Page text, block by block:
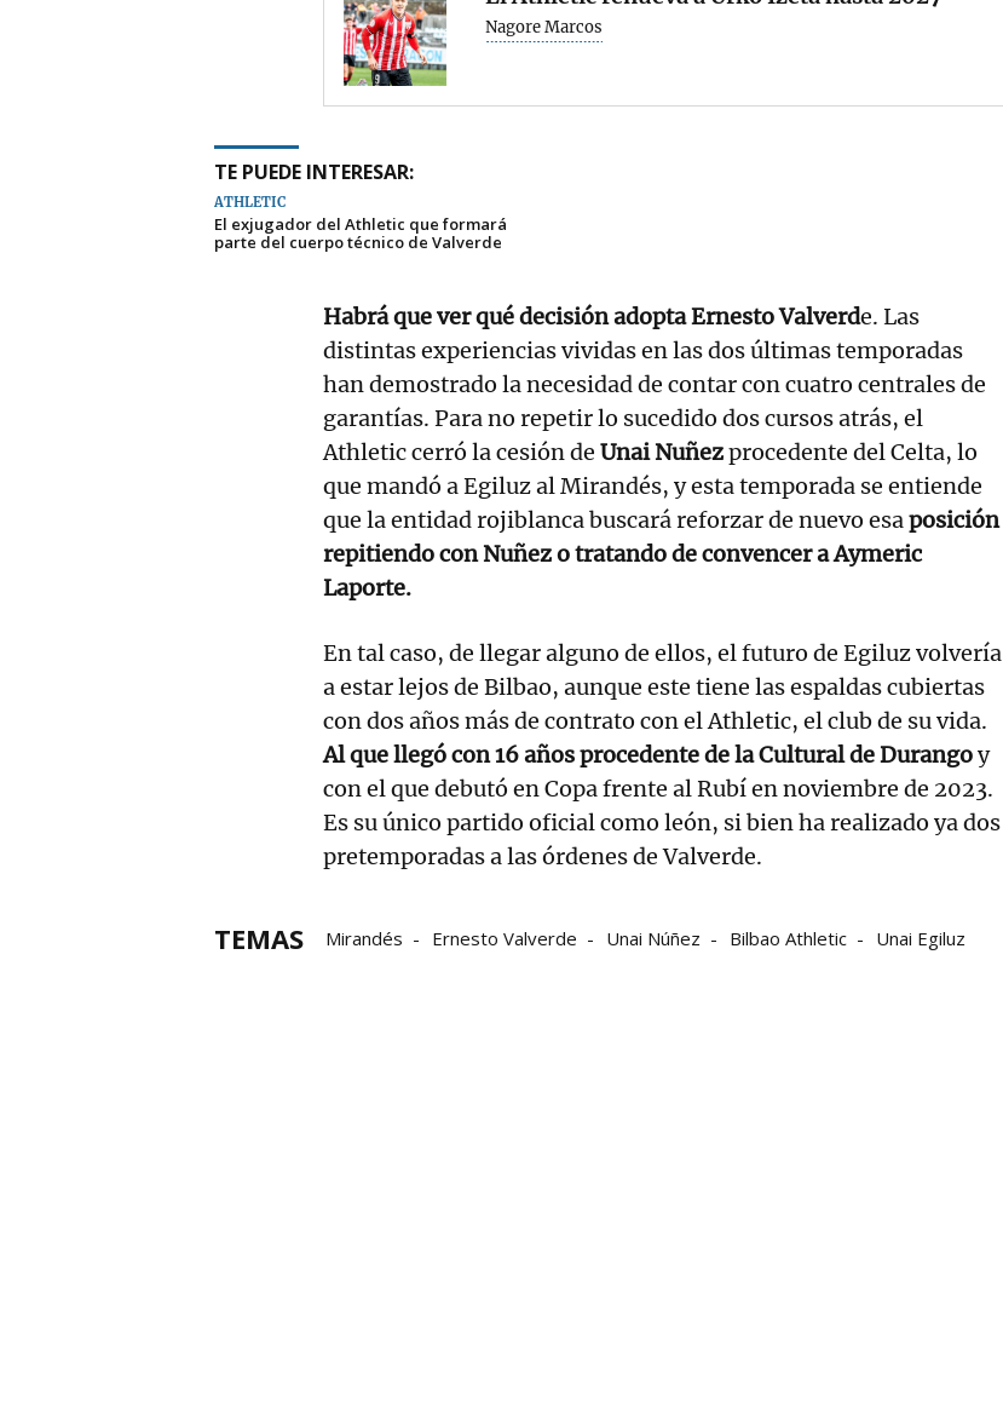
Nagore Marcos
TE PUEDE INTERESAR:
ATHLETIC
El exjugador del Athletic que formará
parte del cuerpo técnico de Valverde
Habrá que ver qué decisión adopta Ernesto Valverde. Las
distintas experiencias vividas en las dos últimas temporadas
han demostrado la necesidad de contar con cuatro centrales de
garantías. Para no repetir lo sucedido dos cursos atrás, el
Athletic cerró la cesión de Unai Nuñezprocedente del Celta, lo
que mandó a Egiluz al Mirandés, y esta temporada se entiende
que la entidad rojiblanca buscará reforzar de nuevo esaposición
repitiendo con Nuñez o tratando de convencer a Aymeric
Laporte.
En tal caso, de llegar alguno de ellos, el futuro de Egiluz volvería
a estar lejos de Bilbao, aunque este tiene las espaldas cubiertas
con dos años más de contrato con el Athletic, el club de su vida.
Al que llegó con 16 años procedente de la Cultural de Durangoy
con el que debutó en Copa frente al Rubí en noviembre de 2023.
Es su único partido oficial como león, si bien ha realizado ya dos
pretemporadas a las órdenes de Valverde.
TEMAS Mirandés Ernesto Valverde Unai Núñez Bilbao Athletic Unai Egiluz